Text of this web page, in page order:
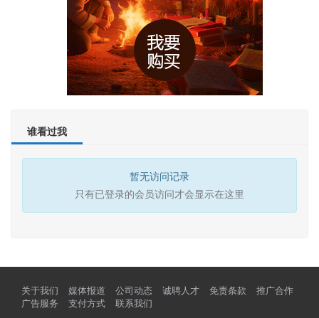
谁看过我
暂无访问记录
只有已登录的会员访问才会显示在这里
关于我们 媒体报道 公司动态 诚聘人才 免责条款
推广合作
广告服务
支付方式 联系我们